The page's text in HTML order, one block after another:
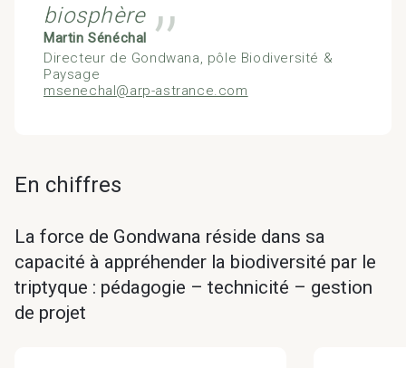
biosphère ’’
Martin Sénéchal
Directeur de Gondwana, pôle Biodiversité &
Paysage
msenechal@arp-astrance.com
En chiffres
La force de Gondwana réside dans sa
capacité à appréhender la biodiversité par le
triptyque : pédagogie – technicité – gestion
de projet